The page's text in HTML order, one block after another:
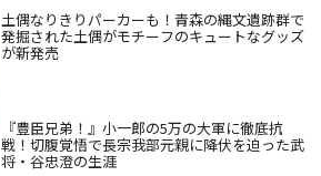
土偶なりきりパーカーも！青森の縄文遺跡群で
発掘された土偶がモチーフのキュートなグッズ
が新発売
『豊臣兄弟！』小一郎の5万の大軍に徹底抗
戦！切腹覚悟で長宗我部元親に降伏を迫った武
将・谷忠澄の生涯